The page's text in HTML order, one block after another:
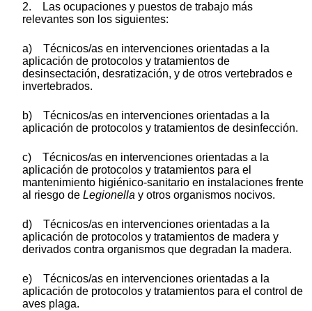
2. Las ocupaciones y puestos de trabajo más
relevantes son los siguientes:
a) Técnicos/as en intervenciones orientadas a la
aplicación de protocolos y tratamientos de
desinsectación, desratización, y de otros vertebrados e
invertebrados.
b) Técnicos/as en intervenciones orientadas a la
aplicación de protocolos y tratamientos de desinfección.
c) Técnicos/as en intervenciones orientadas a la
aplicación de protocolos y tratamientos para el
mantenimiento higiénico-sanitario en instalaciones frente
al riesgo de Legionella y otros organismos nocivos.
d) Técnicos/as en intervenciones orientadas a la
aplicación de protocolos y tratamientos de madera y
derivados contra organismos que degradan la madera.
e) Técnicos/as en intervenciones orientadas a la
aplicación de protocolos y tratamientos para el control de
aves plaga.